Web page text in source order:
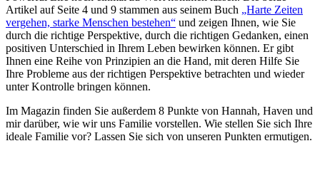
Artikel auf Seite 4 und 9 stammen aus seinem Buch „Harte Zeiten
vergehen, starke Menschen bestehen“ und zeigen Ihnen, wie Sie
durch die richtige Perspektive, durch die richtigen Gedanken, einen
positiven Unterschied in Ihrem Leben bewirken können. Er gibt
Ihnen eine Reihe von Prinzipien an die Hand, mit deren Hilfe Sie
Ihre Probleme aus der richtigen Perspektive betrachten und wieder
unter Kontrolle bringen können.
Im Magazin finden Sie außerdem 8 Punkte von Hannah, Haven und
mir darüber, wie wir uns Familie vorstellen. Wie stellen Sie sich Ihre
ideale Familie vor? Lassen Sie sich von unseren Punkten ermutigen.